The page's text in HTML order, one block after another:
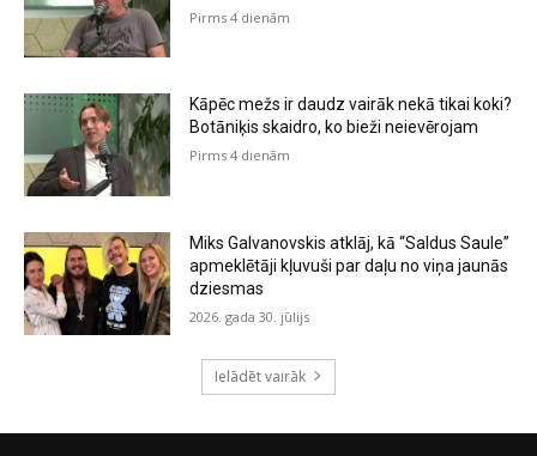
Pirms 4 dienām
Kāpēc mežs ir daudz vairāk nekā tikai koki?
Botāniķis skaidro, ko bieži neievērojam
Pirms 4 dienām
Miks Galvanovskis atklāj, kā “Saldus Saule”
apmeklētāji kļuvuši par daļu no viņa jaunās
dziesmas
2026. gada 30. jūlijs
Ielādēt vairāk